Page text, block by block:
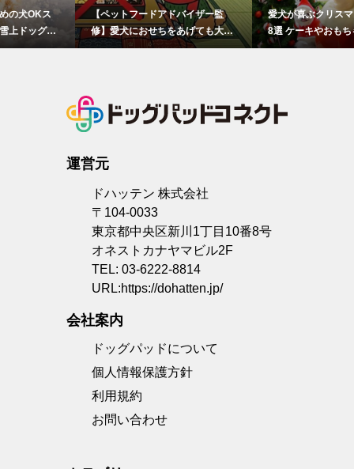
【ペットフードアドバイザー監
修】愛犬におせちをあげても大丈
夫？人間用おせちの危険性と安全
愛犬が喜ぶクリスマスプレゼント
8選 ケーキやおもちゃ、犬服どれ
にする？
運営元
ドハッテン 株式会社
〒104-0033
東京都中央区新川1丁目10番8号
オネストカナヤマビル2F
TEL: 03-6222-8814
URL:https://dohatten.jp/
会社案内
ドッグパッドについて
個人情報保護方針
利用規約
お問い合わせ